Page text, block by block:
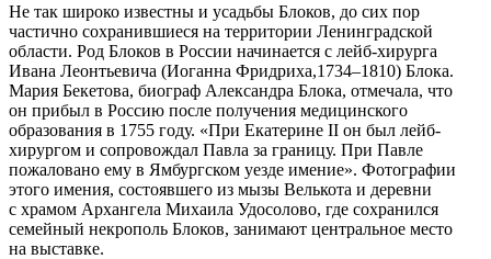
Не так широко известны и усадьбы Блоков, до сих пор
частично сохранившиеся на территории Ленинградской
области. Род Блоков в России начинается с лейб-хирурга
Ивана Леонтьевича (Иоганна Фридриха,1734–1810) Блока.
Мария Бекетова, биограф Александра Блока, отмечала, что
он прибыл в Россию после получения медицинского
образования в 1755 году. «При Екатерине II он был лейб-
хирургом и сопровождал Павла за границу. При Павле
пожаловано ему в Ямбургском уезде имение». Фотографии
этого имения, состоявшего из мызы Велькота и деревни
с храмом Архангела Михаила Удосолово, где сохранился
семейный некрополь Блоков, занимают центральное место
на выставке.